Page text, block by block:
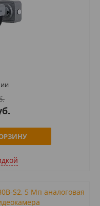
S2, 5 Mп аналоговая